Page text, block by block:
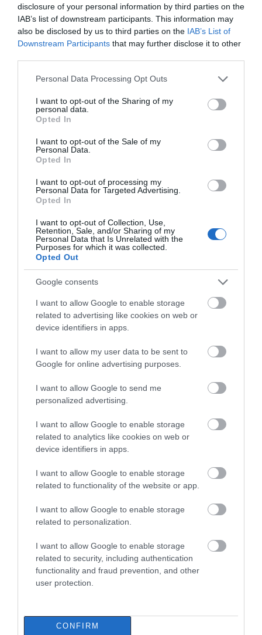
disclosure of your personal information by third parties on the
IAB’s list of downstream participants. This information may
also be disclosed by us to third parties on the IAB’s List of
Downstream Participants that may further disclose it to other
Please note that this website/app uses one or more Google
not limited to your visit or usage behaviour. You may click to
grant or deny consent to Google and its third-party tags to
use your data for below specified purposes in below Google
consent section.
Personal Data Processing Opt Outs
I want to opt-out of the Sharing of my
personal data.
Opted In
I want to opt-out of the Sale of my
Personal Data.
Opted In
I want to opt-out of processing my
Personal Data for Targeted Advertising.
Opted In
I want to opt-out of Collection, Use,
Retention, Sale, and/or Sharing of my
Personal Data that Is Unrelated with the
Purposes for which it was collected.
Opted Out
Google consents
I want to allow Google to enable storage
related to advertising like cookies on web or
device identifiers in apps.
I want to allow my user data to be sent to
Google for online advertising purposes.
I want to allow Google to send me
personalized advertising.
I want to allow Google to enable storage
related to analytics like cookies on web or
device identifiers in apps.
I want to allow Google to enable storage
related to functionality of the website or app.
I want to allow Google to enable storage
related to personalization.
I want to allow Google to enable storage
related to security, including authentication
functionality and fraud prevention, and other
user protection.
CONFIRM
Ράγισαν καρδιές στην Εύβοια: Το
τελευταίο «αντίο» στον 36χρονο
επιχειρηματία
07.08.2026 | 19:10
σπουδαστές: Οι δικαιούχοι
στα δικαστήρια για τις
ανεμογεννήτριες
07.08.2026 | 18:40
Τραγική κατάληξη είχε η
θαλάσσια εκδρομή για 57χρονο
07.08.2026 | 18:20
Βαρύ πένθος για τον εκπαιδευτικό
από την Εύβοια που έφυγε από τη
ζωή
07.08.2026 | 18:00
νεκροί από τη
σύγκρουση
αυτοκινήτου με
φορτηγό
η θαλάσσια εκδρομή
για 57χρονο τουρίστα
37 σπίτια κρίθηκαν
κατεδαφιστέα στο
Πόρτο Γερμενό
υπέστη καρδιακό
επεισόδιο ενώ
οδηγούσε